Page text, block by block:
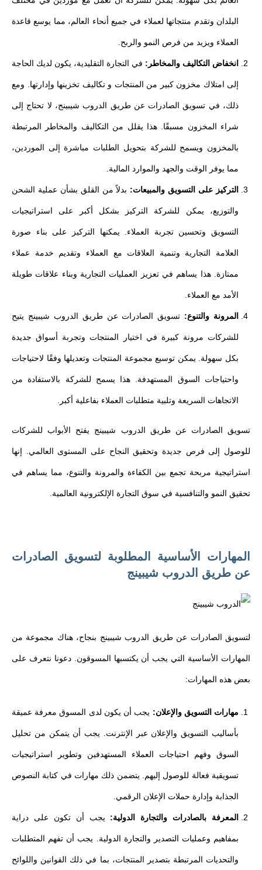
البلدان وتقدم منتجاتها لعملاء في جميع أنحاء العالم، مما يوسع قاعدة
العملاء ويزيد من فرص النمو والربح.
انخفاض التكاليف والمخاطر: في التجارة التقليدية، يكون لديك الحاجة
إلى امتلاك مخزون كبير من المنتجات و تكاليف تخزينها وإدارتها. ومع
ذلك، في تسويق الصادرات عن طريق الدروب شيبينج، لا تحتاج إلى
شراء المخزون مسبقًا. هذا يقلل من التكاليف والمخاطر المرتبطة
بالمخزون ويسمح للشركة بتحويل الطلبات مباشرة إلى الموردين،
مما يوفر الوقت والجهد والموارد المالية.
التركيز على التسويق والمبيعات: بدلاً من القلق بشأن عملية الشحن
والتوزيع، يمكن للشركة التركيز بشكل أكبر على استراتيجيات
التسويق وتحسين تجربة العملاء. يمكنها التركيز على بناء صورة
العلامة التجارية وتنمية العلاقات مع العملاء وتقديم خدمة عملاء
ممتازة. هذا يساهم في تعزيز العمليات التجارية وبناء علاقات طويلة
الأمد مع العملاء.
المرونة والتنوع: تسويق الصادرات عن طريق الدروب شيبينج يتيح
للشركات مرونة كبيرة في اختيار المنتجات وتجربة أسواق جديدة
بكل سهولة. يمكن توسيع مجموعة المنتجات وتعديلها وفقًا لاحتياجات
واحتياجات السوق المستهدفة. هذا يسمح للشركة بالاستفادة من
الاتجاهات السريعة وتلبية متطلبات العملاء بفاعلية أكبر.
تسويق الصادرات عن طريق الدروب شيبينج يفتح الأبواب للشركات
للوصول إلى فرص جديدة وتحقيق النجاح على المستوى العالمي. إنها
استراتيجية مربحة تجمع بين الكفاءة والمرونة والتنوع، مما يساهم في
تحقيق النمو والتنافسية في سوق التجارة الإلكترونية العالمية.
المهارات الأساسية المطلوبة لتسويق الصادرات
عن طريق الدروب شيبينج
لتسويق الصادرات عن طريق الدروب شيبينج بنجاح، هناك مجموعة من
المهارات الأساسية التي يجب أن يكتسبها المسوقون. دعونا نتعرف على
بعض هذه المهارات:
مهارات التسويق والإعلان: يجب أن يكون لدى المسوق معرفة عميقة
بأساليب التسويق والإعلان عبر الإنترنت. يجب أن يتمكن من تحليل
السوق وفهم احتياجات العملاء المستهدفين وتطوير استراتيجيات
تسويقية فعالة للوصول إليهم. يتضمن ذلك مهارات في كتابة النصوص
الجذابة وإدارة حملات الإعلان الرقمي.
المعرفة بالصادرات والتجارة الدولية: يجب أن تكون على دراية
بمفاهيم وعمليات التصدير والتجارة الدولية. يجب أن تفهم المتطلبات
والتحديات المرتبطة بتصدير المنتجات، بما في ذلك القوانين واللوائح